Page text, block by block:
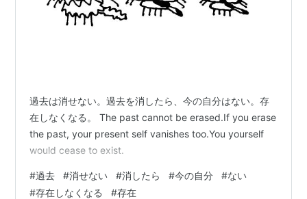
過去は消せない。過去を消したら、今の自分はない。存
在しなくなる。 The past cannot be erased.If you erase
the past, your present self vanishes too.You yourself
would cease to exist.
#過去 #消せない #消したら #今の自分 #ない
#存在しなくなる #存在